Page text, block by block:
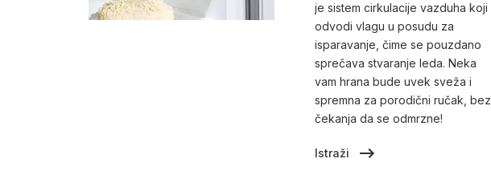
je sistem cirkulacije vazduha koji
odvodi vlagu u posudu za
isparavanje, čime se pouzdano
sprečava stvaranje leda. Neka
vam hrana bude uvek sveža i
spremna za porodični ručak, bez
čekanja da se odmrzne!
Istraži